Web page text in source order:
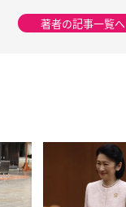
著者の記事一覧へ